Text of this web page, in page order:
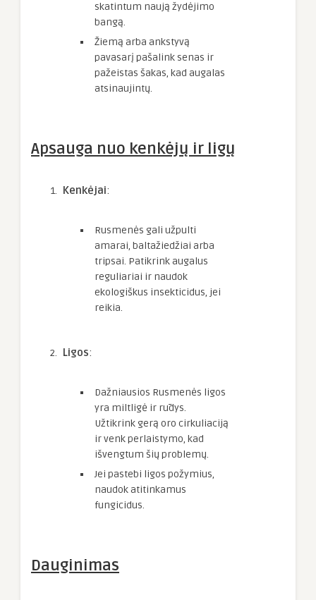
skatintum naują žydėjimo
bangą.
Žiemą arba ankstyvą
pavasarį pašalink senas ir
pažeistas šakas, kad augalas
atsinaujintų.
Apsauga nuo kenkėjų ir ligų
Kenkėjai:
Rusmenės gali užpulti
amarai, baltažiedžiai arba
tripsai. Patikrink augalus
reguliariai ir naudok
ekologiškus insekticidus, jei
reikia.
Ligos:
Dažniausios Rusmenės ligos
yra miltligė ir rūdys.
Užtikrink gerą oro cirkuliaciją
ir venk perlaistymo, kad
išvengtum šių problemų.
Jei pastebi ligos požymius,
naudok atitinkamus
fungicidus.
Dauginimas